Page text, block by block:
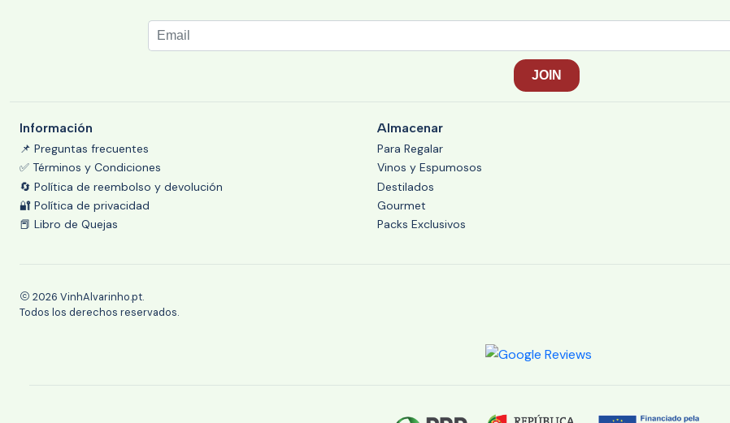
Información
📌 Preguntas frecuentes
✅ Términos y Condiciones
🔄 Política de reembolso y devolución
🔐 Política de privacidad
📕 Libro de Quejas
Almacenar
Para Regalar
Vinos y Espumosos
Destilados
Gourmet
Packs Exclusivos
2026 VinhAlvarinho.pt.
Todos los derechos reservados.